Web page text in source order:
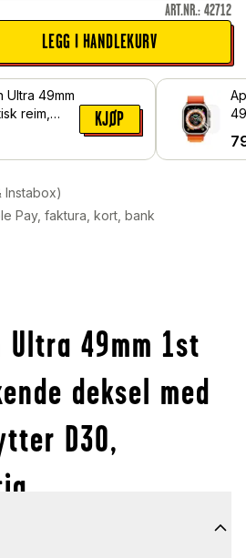
ART.NR.: 42712
LEGG I HANDLEKURV
Ultra 49mm
reim,
KJØP
Instabox)
Pay, faktura, kort, bank
Ultra 49mm 1st
deksel med
D3O,